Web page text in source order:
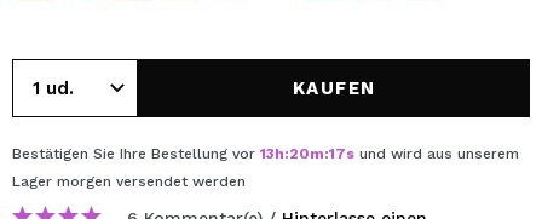
KAUFEN
Bestätigen Sie Ihre Bestellung vor 13h:20m:17s und wird aus unserem
Lager morgen versendet werden